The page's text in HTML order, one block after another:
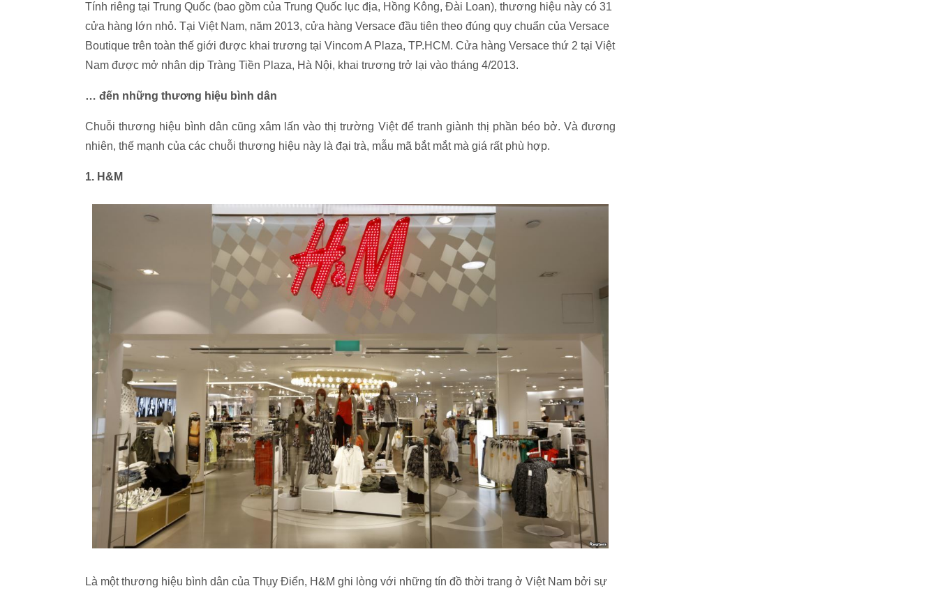
Tính riêng tại Trung Quốc (bao gồm của Trung Quốc lục địa, Hồng Kông, Đài Loan), thương hiệu này có 31
cửa hàng lớn nhỏ. Tại Việt Nam, năm 2013, cửa hàng Versace đầu tiên theo đúng quy chuẩn của Versace
Boutique trên toàn thế giới được khai trương tại Vincom A Plaza, TP.HCM. Cửa hàng Versace thứ 2 tại Việt
Nam được mở nhân dịp Tràng Tiền Plaza, Hà Nội, khai trương trở lại vào tháng 4/2013.
… đến những thương hiệu bình dân
Chuỗi thương hiệu bình dân cũng xâm lấn vào thị trường Việt để tranh giành thị phần béo bở. Và đương
nhiên, thế mạnh của các chuỗi thương hiệu này là đại trà, mẫu mã bắt mắt mà giá rất phù hợp.
1. H&M
Là một thương hiệu bình dân của Thụy Điển, H&M ghi lòng với những tín đồ thời trang ở Việt Nam bởi sự